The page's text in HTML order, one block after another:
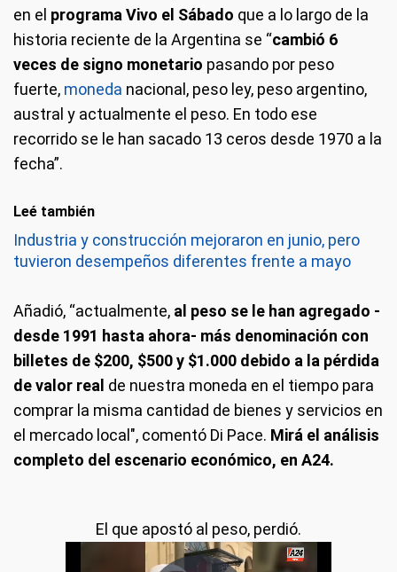
en el programa Vivo el Sábado que a lo largo de la
historia reciente de la Argentina se “cambió 6
veces de signo monetario pasando por peso
fuerte, moneda nacional, peso ley, peso argentino,
austral y actualmente el peso. En todo ese
recorrido se le han sacado 13 ceros desde 1970 a la
fecha”.
Leé también
Industria y construcción mejoraron en junio, pero
tuvieron desempeños diferentes frente a mayo
Añadió, “actualmente, al peso se le han agregado -
desde 1991 hasta ahora- más denominación con
billetes de $200, $500 y $1.000 debido a la pérdida
de valor real de nuestra moneda en el tiempo para
comprar la misma cantidad de bienes y servicios en
el mercado local", comentó Di Pace. Mirá el análisis
completo del escenario económico, en A24.
El que apostó al peso, perdió.